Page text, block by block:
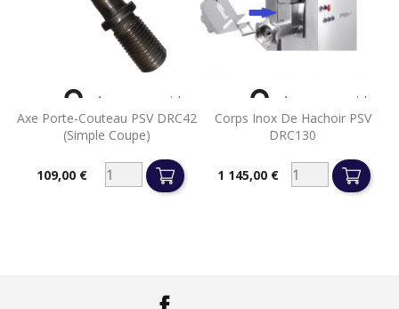
Axe Porte-Couteau PSV DRC42
(simple Coupe)
Prix109,00 €
 Aperçu rapide
Corps Inox De Hachoir PSV
DRC130
Prix1 145,00 €
 Aperçu rapide